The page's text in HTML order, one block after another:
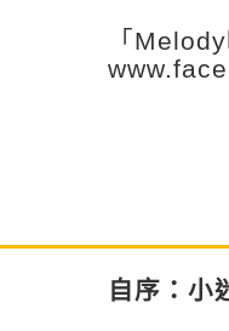
「
自序：小